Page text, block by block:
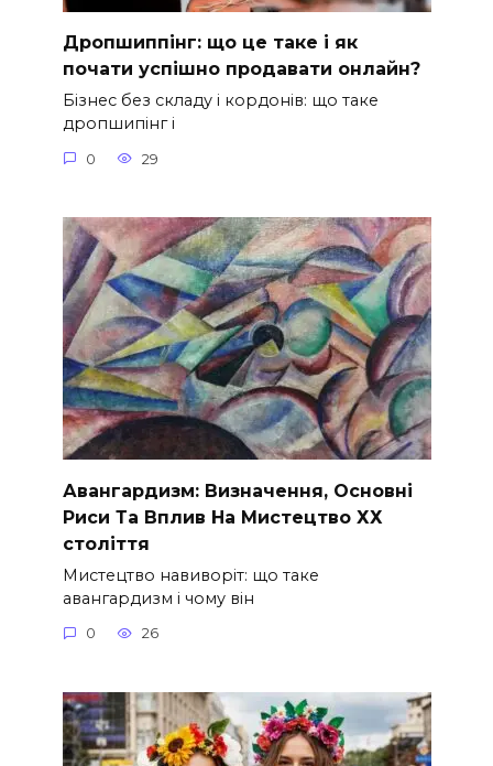
Дропшиппінг: що це таке і як
почати успішно продавати онлайн?
Бізнес без складу і кордонів: що таке
дропшипінг і
0 29
Авангардизм: Визначення, Основні
Риси Та Вплив На Мистецтво ХХ
століття
Мистецтво навиворіт: що таке
авангардизм і чому він
0 26